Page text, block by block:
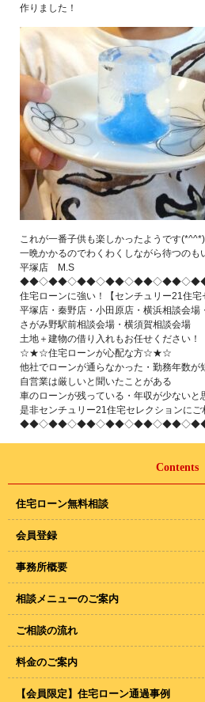
作りました！
これが一番子供も楽しかったようです(*^^*)
一晩かかるのでわくわくしながら待つのも
平塚店 M.S
住宅ローンに強い！【センチュリー21住宅
平塚店・秦野店・小田原店・横浜相談会場
さがみ野駅前相談会場・横須賀相談会
土地＋建物の借り入れもお任せください！
☆★☆住宅ローンが心配な方☆★☆
他社でローンが通らなかった・勤務年数が
自営業は厳しいと聞いたことがある
車のローンが残っている・年収が少ないと
是非センチュリー21住宅セレクションにご
Contents
住宅ローン無料相談
会員登録
事務所概要
相談メニューのご案内
ご相談の流れ
料金のご案内
【会員限定】住宅ローン通過事例